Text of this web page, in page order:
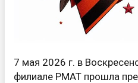
7 мая 2026 г. в
филиале РМАТ прошла